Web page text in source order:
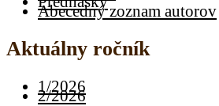
Abecedný zoznam autorov
Aktuálny ročník
1/2026
2/2026